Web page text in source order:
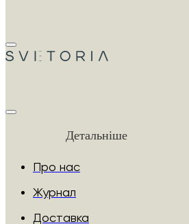
Детальніше
Про нас
Журнал
Доставка